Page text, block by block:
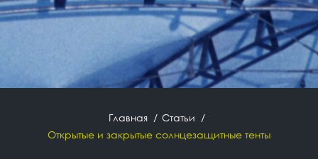
Главная
Статьи
Открытые и закрытые солнцезащитные тенты